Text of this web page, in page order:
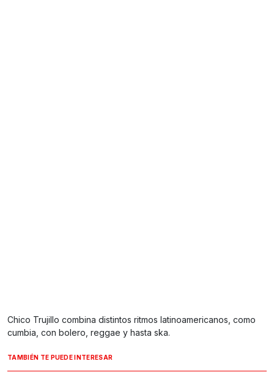
Chico Trujillo combina distintos ritmos latinoamericanos, como
cumbia, con bolero, reggae y hasta ska.
TAMBIÉN TE PUEDE INTERESAR